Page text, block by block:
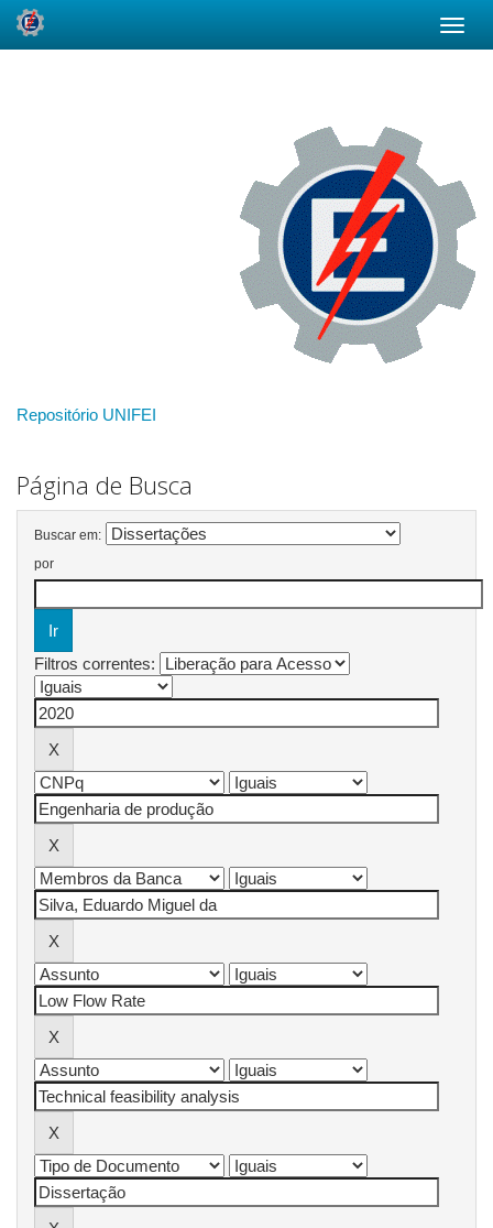
Repositório UNIFEI
Página de Busca
Buscar em:
por
Filtros correntes: